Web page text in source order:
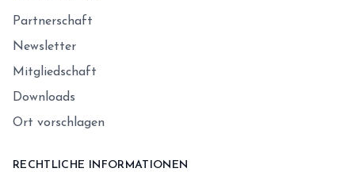
Partnerschaft
Newsletter
Mitgliedschaft
Downloads
Ort vorschlagen
RECHTLICHE INFORMATIONEN